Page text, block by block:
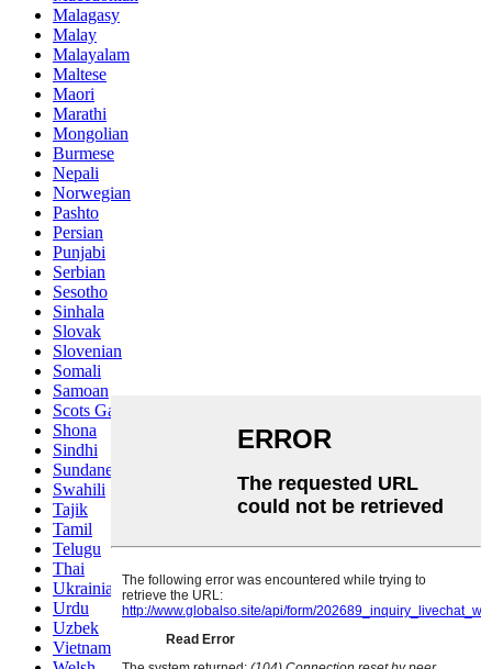
Malagasy
Malay
Malayalam
Maltese
Maori
Marathi
Mongolian
Burmese
Nepali
Norwegian
Pashto
Persian
Punjabi
Serbian
Sesotho
Sinhala
Slovak
Slovenian
Somali
Samoan
Scots Gaelic
Shona
Sindhi
Sundanese
Swahili
Tajik
Tamil
Telugu
Thai
Ukrainian
Urdu
Uzbek
Vietnamese